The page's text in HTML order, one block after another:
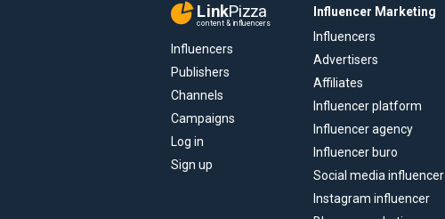
LinkPizza
content & influencers
Influencers
Publishers
Channels
Campaigns
Log in
Sign up
Influencer Marketing
Influencers
Advertisers
Affiliates
Influencer platform
Influencer agency
Influencer buro
Social media influencer
Instagram influencer